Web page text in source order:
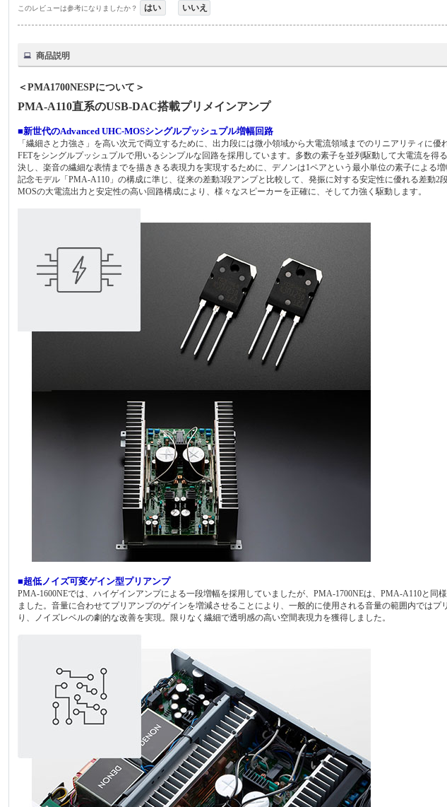
このレビューは参考になりましたか？ はい いいえ
商品説明
＜PMA1700NESPについて＞
PMA-A110直系のUSB-DAC搭載プリメインアンプ
■新世代のAdvanced UHC-MOSシングルプッシュプル増幅回路
「繊細さと力強さ」を高い次元で両立するために、出力段には微小領域から大電流領域までのリニアリティに優
FETをシングルプッシュプルで用いるシンプルな回路を採用しています。多数の素子を並列駆動して大電流を
決し、楽音の繊細な表情までを描ききる表現力を実現するために、デノンは1ペアという最小単位の素子による
記念モデル「PMA-A110」の構成に準じ、従来の差動3段アンプと比較して、発振に対する安定性に優れる差動
MOSの大電流出力と安定性の高い回路構成により、様々なスピーカーを正確に、そして力強く駆動します。
■超低ノイズ可変ゲイン型プリアンプ
PMA-1600NEでは、ハイゲインアンプによる一段増幅を採用していましたが、PMA-1700NEは、PMA-A110と同
ました。音量に合わせてプリアンプのゲインを増減させることにより、一般的に使用される音量の範囲内では
り、ノイズレベルの劇的な改善を実現。限りなく繊細で透明感の高い空間表現力を獲得しました。